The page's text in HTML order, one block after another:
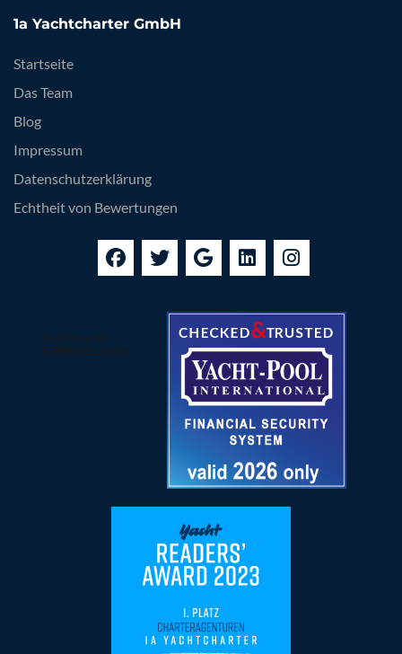
1a Yachtcharter GmbH
Startseite
Das Team
Blog
Impressum
Datenschutzerklärung
Echtheit von Bewertungen